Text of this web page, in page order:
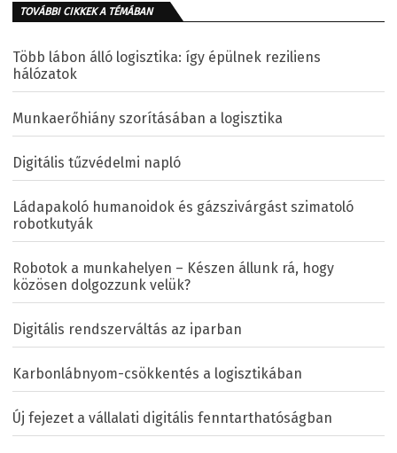
TOVÁBBI CIKKEK A TÉMÁBAN
Több lábon álló logisztika: így épülnek reziliens
hálózatok
Munkaerőhiány szorításában a logisztika
Digitális tűzvédelmi napló
Ládapakoló humanoidok és gázszivárgást szimatoló
robotkutyák
Robotok a munkahelyen – Készen állunk rá, hogy
közösen dolgozzunk velük?
Digitális rendszerváltás az iparban
Karbonlábnyom-csökkentés a logisztikában
Új fejezet a vállalati digitális fenntarthatóságban